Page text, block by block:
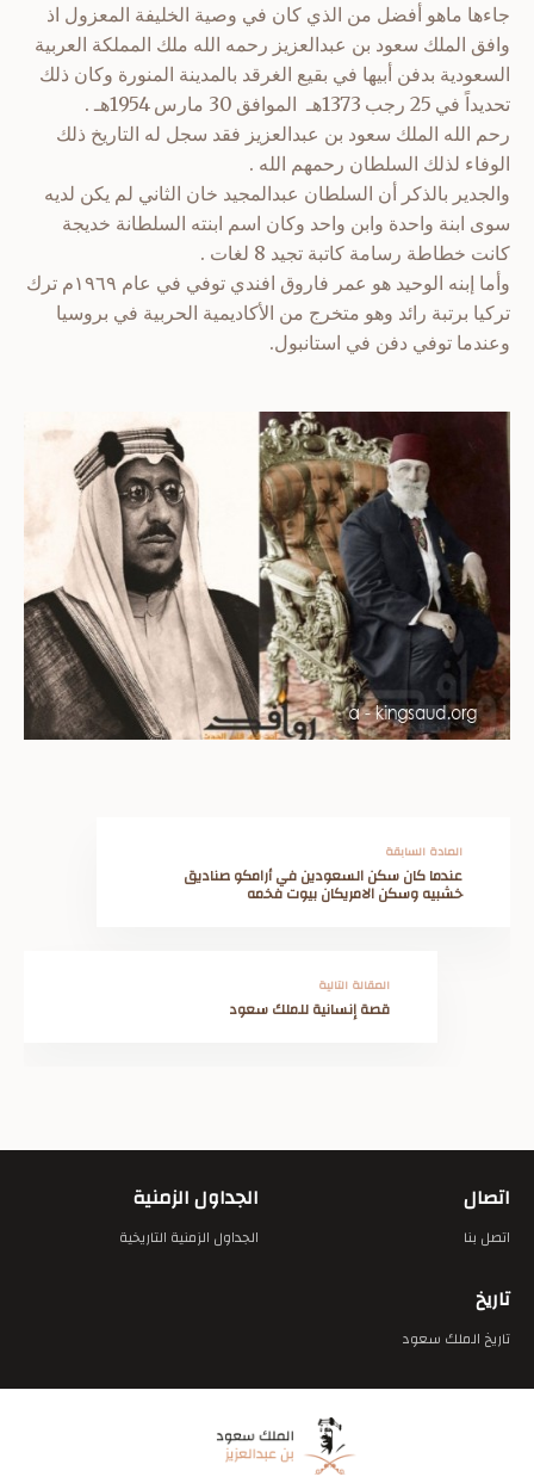
جاءها ماهو أفضل من الذي كان في وصية الخليفة المعزول اذ
وافق الملك سعود بن عبدالعزيز رحمه الله ملك المملكة العربية
السعودية بدفن أبيها في بقيع الغرقد بالمدينة المنورة وكان ذلك
تحديداً في 25 رجب 1373هـ الموافق 30 مارس 1954هـ .
رحم الله الملك سعود بن عبدالعزيز فقد سجل له التاريخ ذلك
الوفاء لذلك السلطان رحمهم الله .
والجدير بالذكر أن السلطان عبدالمجيد خان الثاني لم يكن لديه
سوى ابنة واحدة وابن واحد وكان اسم ابنته السلطانة خديجة
كانت خطاطة رسامة كاتبة تجيد 8 لغات .
وأما إبنه الوحيد هو عمر فاروق افندي توفي في عام ١٩٦٩م ترك
تركيا برتبة رائد وهو متخرج من الأكاديمية الحربية في بروسيا
وعندما توفي دفن في استانبول.
المادة السابقة
عندما كان سكن السعودين في أرامكو صناديق
خشبيه وسكن الامريكان بيوت فخمه
المقالة التالية
قصة إنسانية للملك سعود
اتصال
اتصل بنا
الجداول الزمنية
الجداول الزمنية التاريخية
تاريخ
تاريخ الملك سعود